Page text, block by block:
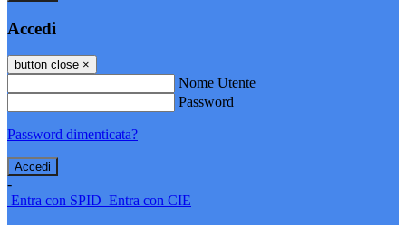
Accedi
button close ×
Nome Utente
Password
Password dimenticata?
-
Entra con SPID Entra con CIE